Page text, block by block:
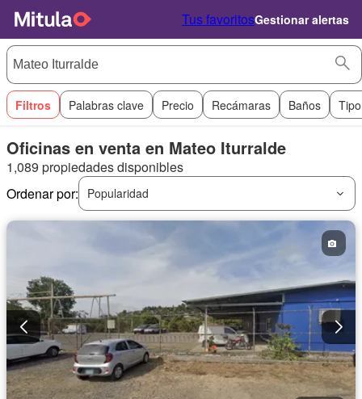
Tus favoritosGestionar alertas
Filtros Palabras clave Precio Recámaras Baños
Oficinas en venta en Mateo Iturralde
1,089 propiedades disponibles
Ordenar por:
Popularidad